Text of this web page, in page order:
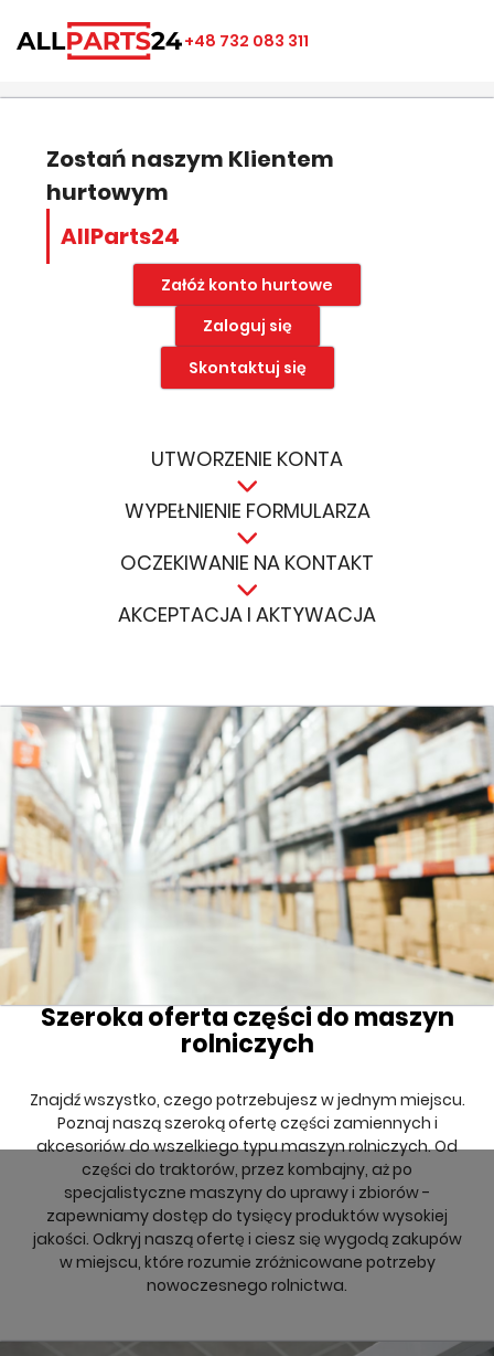
+48 732 083 311
Zostań naszym Klientem
hurtowym
AllParts24
Załóż konto hurtowe
Zaloguj się
Skontaktuj się
UTWORZENIE KONTA
WYPEŁNIENIE FORMULARZA
OCZEKIWANIE NA KONTAKT
AKCEPTACJA I AKTYWACJA
Szeroka oferta części do maszyn
rolniczych
Znajdź wszystko, czego potrzebujesz w jednym miejscu.
Poznaj naszą szeroką ofertę części zamiennych i
akcesoriów do wszelkiego typu maszyn rolniczych. Od
części do traktorów, przez kombajny, aż po
specjalistyczne maszyny do uprawy i zbiorów -
zapewniamy dostęp do tysięcy produktów wysokiej
jakości. Odkryj naszą ofertę i ciesz się wygodą zakupów
w miejscu, które rozumie zróżnicowane potrzeby
nowoczesnego rolnictwa.
((modalTitle))
((cancelText))
Utwórz listę ulubionych
Anuluj Zapisz
Zaloguj się
liście życzeń.
Anuluj Zaloguj się